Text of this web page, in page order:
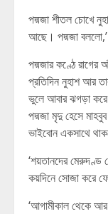
পদ্মজা শীতল চোখে
আছে। পদ্মজা
পদ্মজার কণ্ঠে
প্রতিদিন নুহাশ আর
ভুলে আবার ঝগড়া
পদ্মজা মৃদু হেসে
ভাইবোন একসাথে
‘শয়তানদের
কয়দিনে সোজা করে
‘আগামীকাল থেকে